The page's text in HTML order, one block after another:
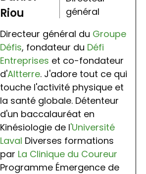
Riou
général
Directeur général du Groupe
Défis, fondateur du Défi
Entreprises et co-fondateur
d'Altterre. J'adore tout ce qui
touche l'activité physique et
la santé globale. Détenteur
d'un baccalauréat en
Kinésiologie de l'Université
Laval Diverses formations
par La Clinique du Coureur
Programme Émergence de